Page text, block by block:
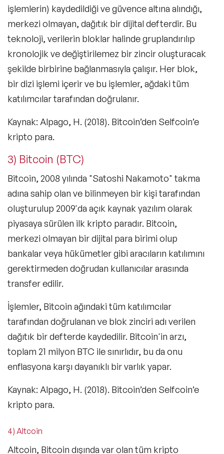
işlemlerin) kaydedildiği ve güvence altına alındığı,
merkezi olmayan, dağıtık bir dijital defterdir. Bu
teknoloji, verilerin bloklar halinde gruplandırılıp
kronolojik ve değiştirilemez bir zincir oluşturacak
şekilde birbirine bağlanmasıyla çalışır. Her blok,
bir dizi işlemi içerir ve bu işlemler, ağdaki tüm
katılımcılar tarafından doğrulanır.
Kaynak: Alpago, H. (2018). Bitcoin’den Selfcoin’e
kripto para.
3) Bitcoin (BTC)
Bitcoin, 2008 yılında "Satoshi Nakamoto" takma
adına sahip olan ve bilinmeyen bir kişi tarafından
oluşturulup 2009'da açık kaynak yazılım olarak
piyasaya sürülen ilk kripto paradır. Bitcoin,
merkezi olmayan bir dijital para birimi olup
bankalar veya hükümetler gibi aracıların katılımını
gerektirmeden doğrudan kullanıcılar arasında
transfer edilir.
İşlemler, Bitcoin ağındaki tüm katılımcılar
tarafından doğrulanan ve blok zinciri adı verilen
dağıtık bir defterde kaydedilir. Bitcoin'in arzı,
toplam 21 milyon BTC ile sınırlıdır, bu da onu
enflasyona karşı dayanıklı bir varlık yapar.
Kaynak: Alpago, H. (2018). Bitcoin’den Selfcoin’e
kripto para.
4) Altcoin
Altcoin, Bitcoin dışında var olan tüm kripto